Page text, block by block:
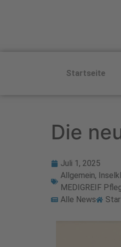
Startseite
Die
Juli 1, 2025
Allgemein,
MEDIGREIF
Alle News